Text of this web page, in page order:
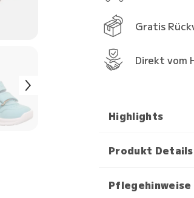
Gratis
Direkt vom
Highlights
Produkt Details
Pflegehinweise